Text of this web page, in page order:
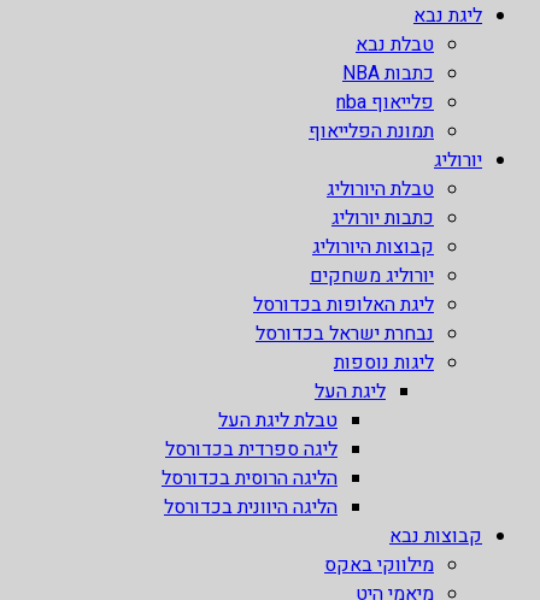
ליגת נבא
טבלת נבא
כתבות NBA
פלייאוף nba
תמונת הפלייאוף
יורוליג
טבלת היורוליג
כתבות יורוליג
קבוצות היורוליג
יורוליג משחקים
ליגת האלופות בכדורסל
נבחרת ישראל בכדורסל
ליגות נוספות
ליגת העל
טבלת ליגת העל
ליגה ספרדית בכדורסל
הליגה הרוסית בכדורסל
הליגה היוונית בכדורסל
קבוצות נבא
מילווקי באקס
מיאמי היט